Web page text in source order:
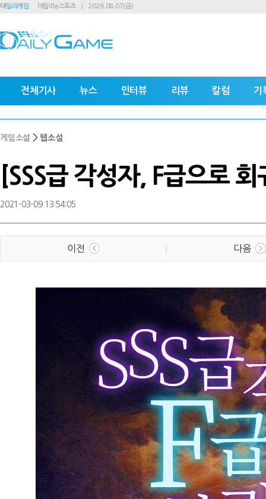
데일리게임 데일리e스포츠 2026.08.07(금)
전체기사 뉴스 인터뷰 리뷰 칼럼 기
게임소설 >웹소설
[SSS급 각성자, F급으로
2021-03-09 13:54:05
이전 다음